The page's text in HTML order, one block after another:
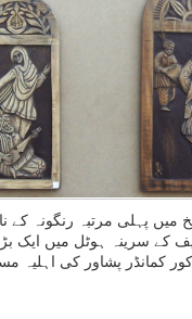
میں پہلی مرتبہ رنگونہ کے
کے سرینہ ہوٹل میں ایک
کمانڈر پشاور کی اہلیہ